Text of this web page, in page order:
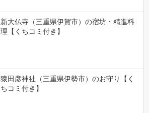
新大仏寺（三重県伊賀市）の宿坊・精進料
理【くちコミ付き】
猿田彦神社（三重県伊勢市）のお守り【く
ちコミ付き】